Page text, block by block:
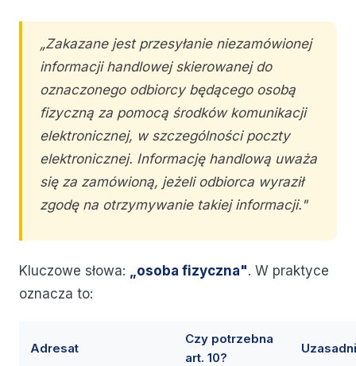
„Zakazane jest przesyłanie niezamówionej
informacji handlowej skierowanej do
oznaczonego odbiorcy będącego osobą
fizyczną za pomocą środków komunikacji
elektronicznej, w szczególności poczty
elektronicznej. Informację handlową uważa
się za zamówioną, jeżeli odbiorca wyraził
zgodę na otrzymywanie takiej informacji."
Kluczowe słowa: „osoba fizyczna". W praktyce
oznacza to:
Adresat
Czy potrzebna
art. 10?